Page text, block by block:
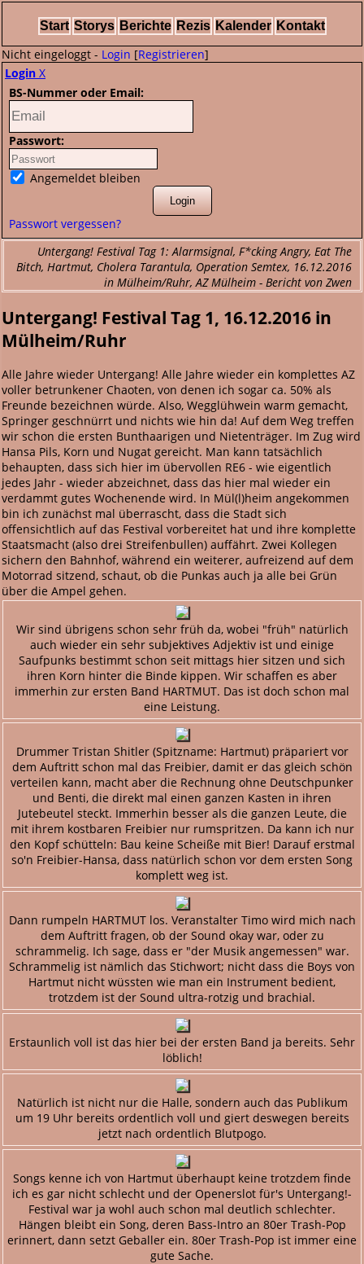
Start Storys Berichte Rezis Kalender Kontakt
Nicht eingeloggt - Login [Registrieren]
Login X
BS-Nummer oder Email:
Passwort:
Angemeldet bleiben
Passwort vergessen?
Untergang! Festival Tag 1: Alarmsignal, F*cking Angry, Eat The
Bitch, Hartmut, Cholera Tarantula, Operation Semtex, 16.12.2016
in Mülheim/Ruhr, AZ Mülheim - Bericht von Zwen
Untergang! Festival Tag 1, 16.12.2016 in
Mülheim/Ruhr
Alle Jahre wieder Untergang! Alle Jahre wieder ein komplettes AZ
voller betrunkener Chaoten, von denen ich sogar ca. 50% als
Freunde bezeichnen würde. Also, Wegglühwein warm gemacht,
Springer geschnürrt und nichts wie hin da! Auf dem Weg treffen
wir schon die ersten Bunthaarigen und Nietenträger. Im Zug wird
Hansa Pils, Korn und Nugat gereicht. Man kann tatsächlich
behaupten, dass sich hier im übervollen RE6 - wie eigentlich
jedes Jahr - wieder abzeichnet, dass das hier mal wieder ein
verdammt gutes Wochenende wird. In Mül(l)heim angekommen
bin ich zunächst mal überrascht, dass die Stadt sich
offensichtlich auf das Festival vorbereitet hat und ihre komplette
Staatsmacht (also drei Streifenbullen) auffährt. Zwei Kollegen
sichern den Bahnhof, während ein weiterer, aufreizend auf dem
Motorrad sitzend, schaut, ob die Punkas auch ja alle bei Grün
über die Ampel gehen.
Wir sind übrigens schon sehr früh da, wobei "früh" natürlich
auch wieder ein sehr subjektives Adjektiv ist und einige
Saufpunks bestimmt schon seit mittags hier sitzen und sich
ihren Korn hinter die Binde kippen. Wir schaffen es aber
immerhin zur ersten Band HARTMUT. Das ist doch schon mal
eine Leistung.
Drummer Tristan Shitler (Spitzname: Hartmut) präpariert vor
dem Auftritt schon mal das Freibier, damit er das gleich schön
verteilen kann, macht aber die Rechnung ohne Deutschpunker
und Benti, die direkt mal einen ganzen Kasten in ihren
Jutebeutel steckt. Immerhin besser als die ganzen Leute, die
mit ihrem kostbaren Freibier nur rumspritzen. Da kann ich nur
den Kopf schütteln: Bau keine Scheiße mit Bier! Darauf erstmal
so'n Freibier-Hansa, dass natürlich schon vor dem ersten Song
komplett weg ist.
Dann rumpeln HARTMUT los. Veranstalter Timo wird mich nach
dem Auftritt fragen, ob der Sound okay war, oder zu
schrammelig. Ich sage, dass er "der Musik angemessen" war.
Schrammelig ist nämlich das Stichwort; nicht dass die Boys von
Hartmut nicht wüssten wie man ein Instrument bedient,
trotzdem ist der Sound ultra-rotzig und brachial.
Erstaunlich voll ist das hier bei der ersten Band ja bereits. Sehr
löblich!
Natürlich ist nicht nur die Halle, sondern auch das Publikum
um 19 Uhr bereits ordentlich voll und giert deswegen bereits
jetzt nach ordentlich Blutpogo.
Songs kenne ich von Hartmut überhaupt keine trotzdem finde
ich es gar nicht schlecht und der Openerslot für's Untergang!-
Festival war ja wohl auch schon mal deutlich schlechter.
Hängen bleibt ein Song, deren Bass-Intro an 80er Trash-Pop
erinnert, dann setzt Geballer ein. 80er Trash-Pop ist immer eine
gute Sache.